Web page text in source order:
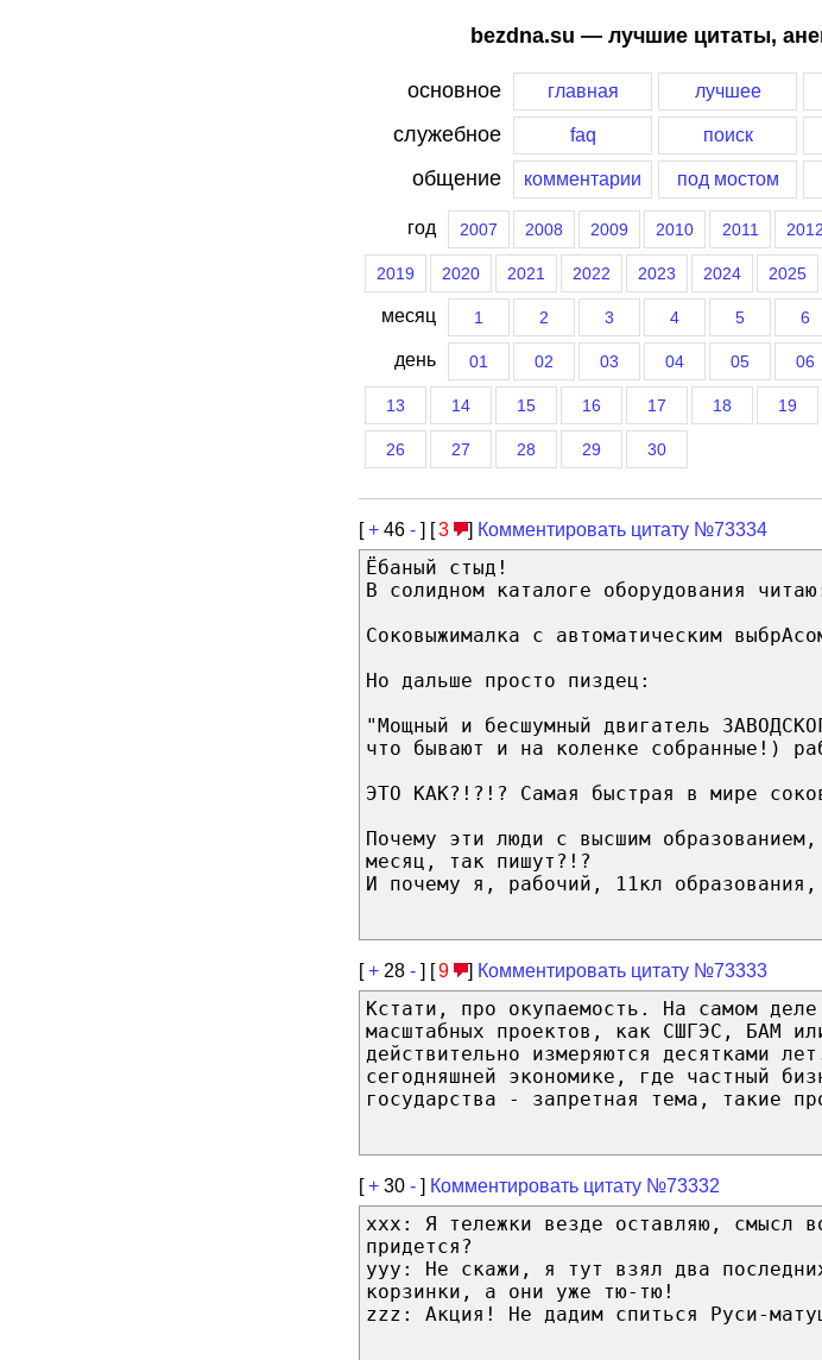
bezdna.su — лучшие цитаты,
основное главная лучшее
служебное faq поиск
общение комментарии под мостом
год 2007 2008 2009 2010 2011 2012
2019 2020 2021 2022 2023 2024 2025
месяц 1 2 3 4 5 6
день 01 02 03 04 05 06
13 14 15 16 17 18 19
26 27 28 29 30
[+ 46 - ] [3 ] Комментировать цитату №73334
Ёбаный стыд!
В солидном каталоге оборудования
Соковыжималка с автоматическим
Но дальше просто пиздец:
"Мощный и бесшумный двигатель
что бывают и на коленке собранные!)
ЭТО КАК?!?!? Самая быстрая в мире
Почему эти люди с высшим
месяц, так пишут?!?
И почему я, рабочий, 11кл
[+ 28 - ] [9 ] Комментировать цитату №73333
Кстати, про окупаемость. На самом деле
масштабных проектов, как СШГЭС, БАМ
действительно измеряются десятками
сегодняшней экономике, где частный
государства - запретная тема, такие
[+ 30 - ] Комментировать цитату №73332
xxx: Я тележки везде оставляю, смысл
придется?
yyy: Не скажи, я тут взял два
корзинки, а они уже тю-тю!
zzz: Акция! Не дадим спиться Руси-